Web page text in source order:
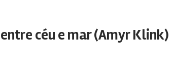
céu e mar (Amyr Klink)